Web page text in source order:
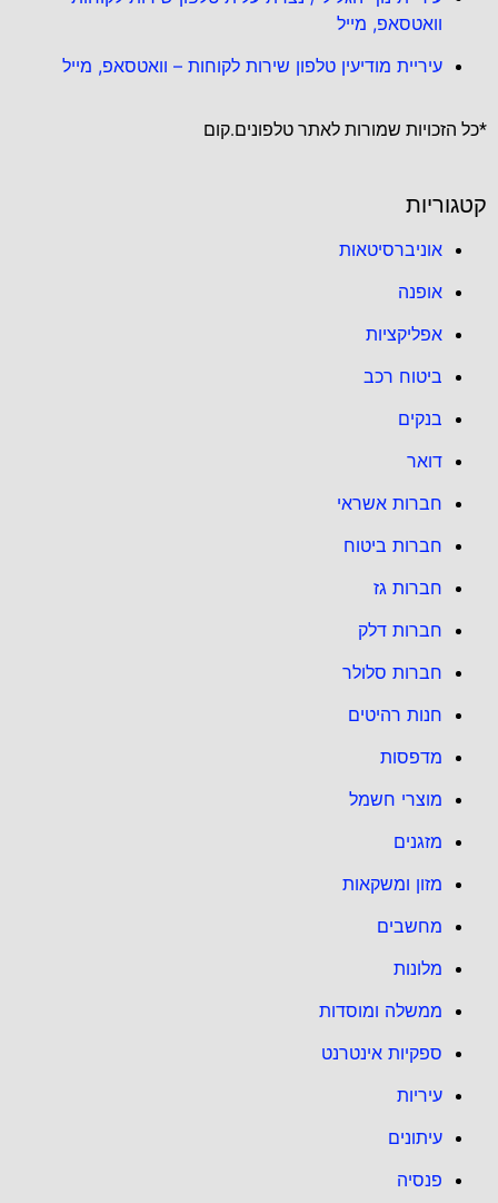
וואטסאפ, מייל
עיריית מודיעין טלפון שירות לקוחות – וואטסאפ, מייל
*כל הזכויות שמורות לאתר טלפונים.קום
קטגוריות
אוניברסיטאות
אופנה
אפליקציות
ביטוח רכב
בנקים
דואר
חברות אשראי
חברות ביטוח
חברות גז
חברות דלק
חברות סלולר
חנות רהיטים
מדפסות
מוצרי חשמל
מזגנים
מזון ומשקאות
מחשבים
מלונות
ממשלה ומוסדות
ספקיות אינטרנט
עיריות
עיתונים
פנסיה